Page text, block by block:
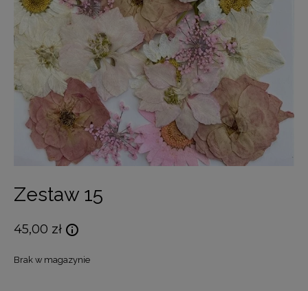
Zestaw 15
45,00 zł
Brak w magazynie